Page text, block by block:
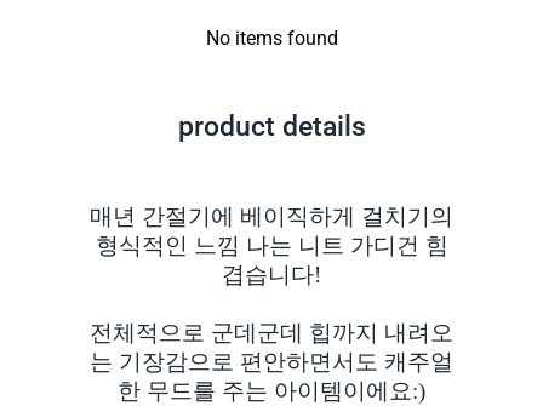
No items found
product details
매년 간절기에 베이직하게 걸치기의
형식적인 느낌 나는 니트 가디건 힘
겹습니다!
전체적으로 군데군데 힙까지 내려오
는 기장감으로 편안하면서도 캐주얼
한 무드를 주는 아이템이에요:)